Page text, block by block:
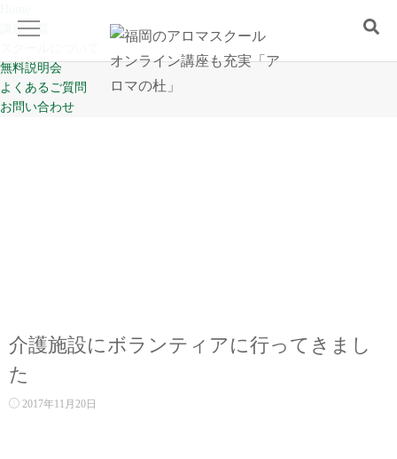
講座一覧
無料説明会
よくあるご質問
お問い合わせ
Home
介護施設にボランティアに行ってきまし
た
2017年11月20日